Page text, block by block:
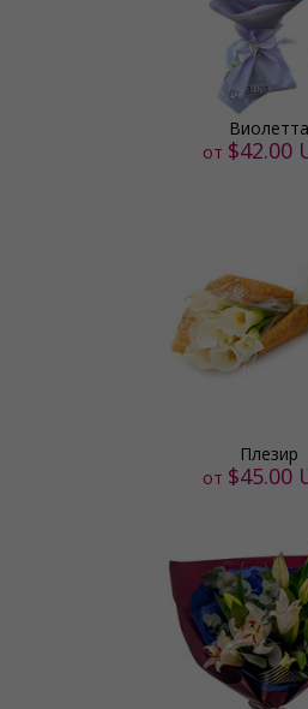
Виолетта
от $42.00
Плезир
от $45.00